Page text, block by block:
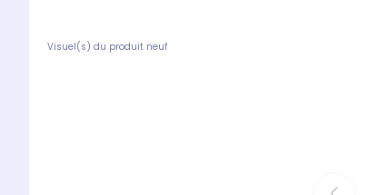
Visuel(s) du produit neuf